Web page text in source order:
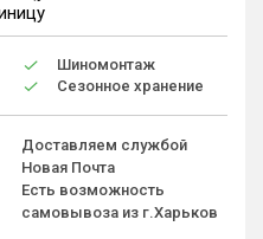
Шиномонтаж
Сезонное хранение
Доставляем службой
Новая Почта
Есть возможность
самовывоза из г.Харьков